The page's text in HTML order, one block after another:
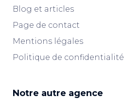
Blog et articles
Page de contact
Mentions légales
Politique de confidentialité
Notre autre agence